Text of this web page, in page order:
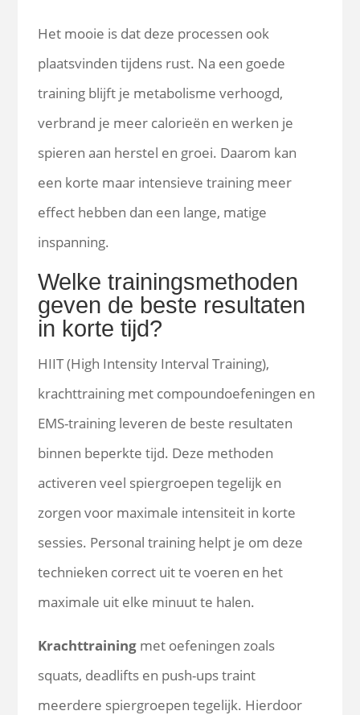
Het mooie is dat deze processen ook
plaatsvinden tijdens rust. Na een goede
training blijft je metabolisme verhoogd,
verbrand je meer calorieën en werken je
spieren aan herstel en groei. Daarom kan
een korte maar intensieve training meer
effect hebben dan een lange, matige
inspanning.
Welke trainingsmethoden
geven de beste resultaten
in korte tijd?
HIIT (High Intensity Interval Training),
krachttraining met compoundoefeningen en
EMS-training leveren de beste resultaten
binnen beperkte tijd. Deze methoden
activeren veel spiergroepen tegelijk en
zorgen voor maximale intensiteit in korte
sessies. Personal training helpt je om deze
technieken correct uit te voeren en het
maximale uit elke minuut te halen.
Krachttraining met oefeningen zoals
squats, deadlifts en push-ups traint
meerdere spiergroepen tegelijk. Hierdoor